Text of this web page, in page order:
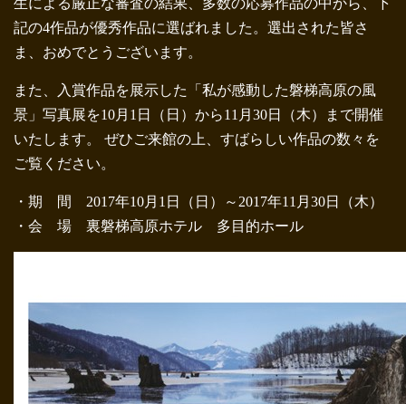
記の4作品が優秀作品に選ばれました。選出された皆さ
ま、おめでとうございます。
また、入賞作品を展示した「私が感動した磐梯高原の風
景」写真展を10月1日（日）から11月30日（木）まで開催
いたします。 ぜひご来館の上、すばらしい作品の数々を
ご覧ください。
・期 間 2017年10月1日（日）～2017年11月30日（木）
・会 場 裏磐梯高原ホテル 多目的ホール